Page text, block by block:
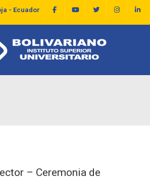
- Ecuador
– Ceremonia de